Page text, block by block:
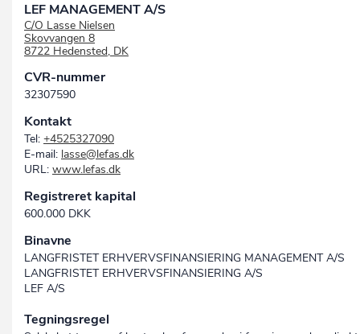
LEF MANAGEMENT A/S
C/O Lasse Nielsen
Skovvangen 8
8722 Hedensted, DK
CVR-nummer
32307590
Kontakt
Tel: +4525327090
E-mail: lasse@lefas.dk
URL: www.lefas.dk
Registreret kapital
600.000 DKK
Binavne
LANGFRISTET ERHVERVSFINANSIERING MANAGEMENT A/S
LANGFRISTET ERHVERVSFINANSIERING A/S
LEF A/S
Tegningsregel